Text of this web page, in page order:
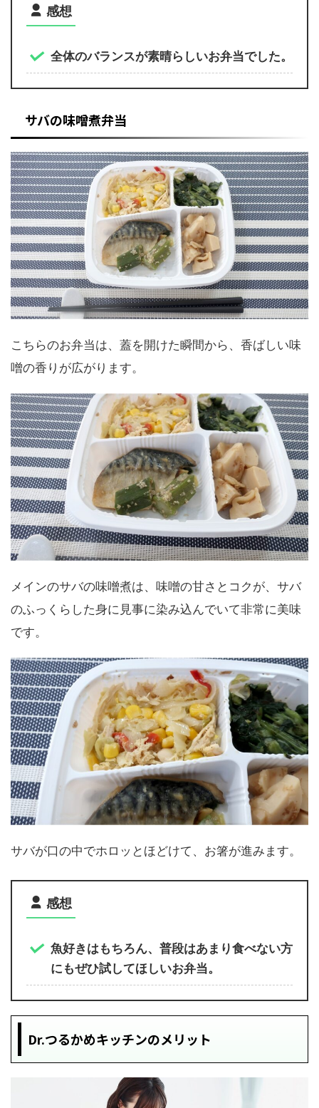
感想
全体のバランスが素晴らしいお弁当でした。
サバの味噌煮弁当
こちらのお弁当は、蓋を開けた瞬間から、香ばしい味
噌の香りが広がります。
メインのサバの味噌煮は、味噌の甘さとコクが、サバ
のふっくらした身に見事に染み込んでいて非常に美味
です。
サバが口の中でホロッとほどけて、お箸が進みます。
感想
魚好きはもちろん、普段はあまり食べない方
にもぜひ試してほしいお弁当。
Dr.つるかめキッチンのメリット